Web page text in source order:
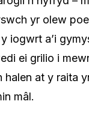
yr olew
iogwrt a’i
ei grilio i
at y raita
mâl.